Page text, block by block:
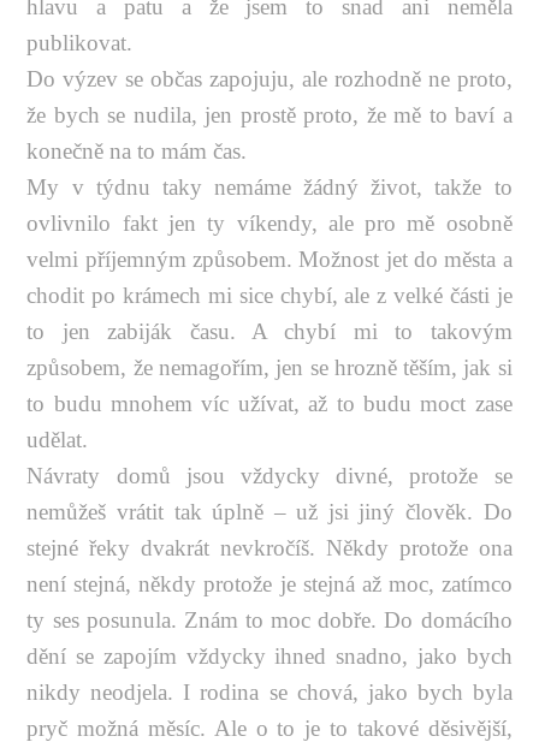
hlavu a patu a že jsem to snad ani neměla
publikovat.
Do výzev se občas zapojuju, ale rozhodně ne proto,
že bych se nudila, jen prostě proto, že mě to baví a
konečně na to mám čas.
My v týdnu taky nemáme žádný život, takže to
ovlivnilo fakt jen ty víkendy, ale pro mě osobně
velmi příjemným způsobem. Možnost jet do města a
chodit po krámech mi sice chybí, ale z velké části je
to jen zabiják času. A chybí mi to takovým
způsobem, že nemagořím, jen se hrozně těším, jak si
to budu mnohem víc užívat, až to budu moct zase
udělat.
Návraty domů jsou vždycky divné, protože se
nemůžeš vrátit tak úplně – už jsi jiný člověk. Do
stejné řeky dvakrát nevkročíš. Někdy protože ona
není stejná, někdy protože je stejná až moc, zatímco
ty ses posunula. Znám to moc dobře. Do domácího
dění se zapojím vždycky ihned snadno, jako bych
nikdy neodjela. I rodina se chová, jako bych byla
pryč možná měsíc. Ale o to je to takové děsivější,